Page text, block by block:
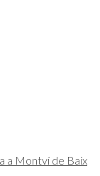
a Montví de Baix